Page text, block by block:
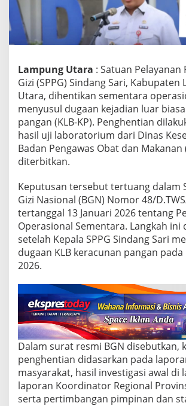
a
O
p
e
r
s
i
o
l
S
P
P
G
S
n
n
g
S
a
r
i
i
h
e
n
Lampung Utara : Satuan Pelayanan
Gizi (SPPG) Sindang Sari, Kabupaten
Utara, dihentikan sementara
menyusul dugaan kejadian luar
pangan (KLB-KP). Penghentian
hasil uji laboratorium dari Dinas
Badan Pengawas Obat dan Makanan
diterbitkan.
Keputusan tersebut tertuang dalam
Gizi Nasional (BGN) Nomor 48/
tertanggal 13 Januari 2026 tentang
Operasional Sementara. Langkah ini
setelah Kepala SPPG Sindang Sari
dugaan KLB keracunan pangan pada
2026.
Dalam surat resmi BGN disebutkan,
penghentian didasarkan pada
masyarakat, hasil investigasi awal di
laporan Koordinator Regional
serta pertimbangan pimpinan dan